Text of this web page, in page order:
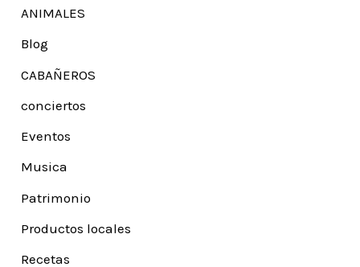
ANIMALES
Blog
CABAÑEROS
conciertos
Eventos
Musica
Patrimonio
Productos locales
Recetas